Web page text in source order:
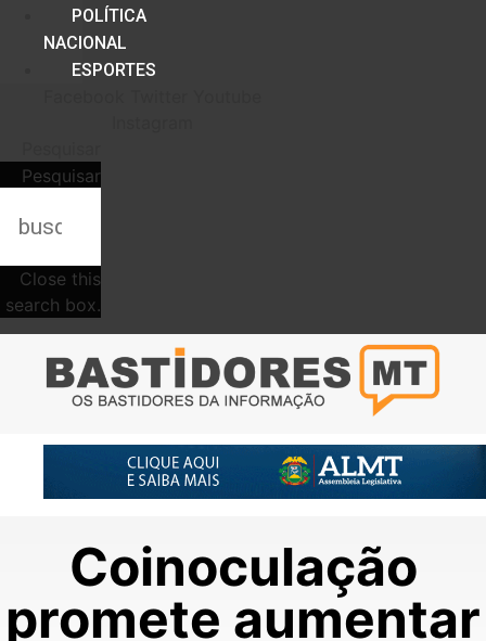
POLÍTICA
NACIONAL
ESPORTES
Pesquisar
Close this
search box.
Coinoculação
promete aumentar